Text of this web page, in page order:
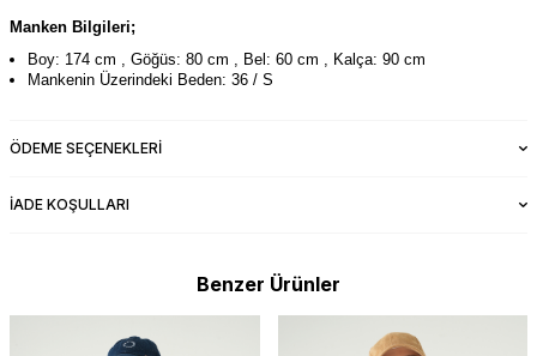
Manken Bilgileri;
Boy: 174 cm , Göğüs: 80 cm , Bel: 60 cm , Kalça: 90 cm
Mankenin Üzerindeki Beden: 36 / S
ÖDEME SEÇENEKLERI
İADE KOŞULLARI
Benzer Ürünler